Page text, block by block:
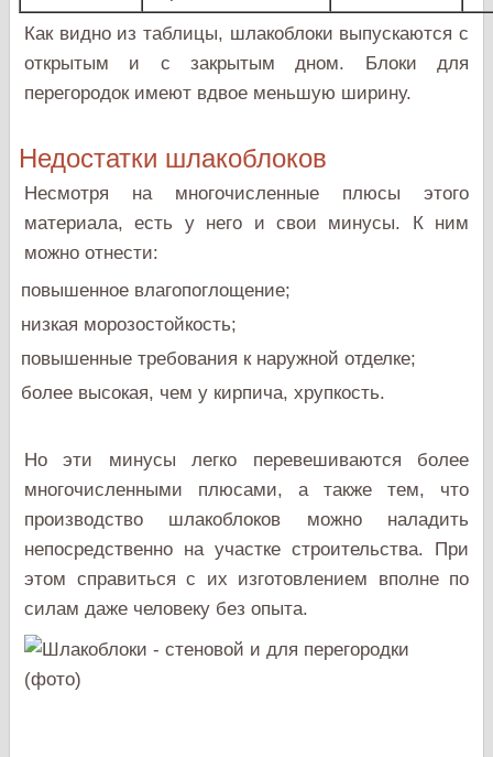
Как видно из таблицы, шлакоблоки выпускаются с
открытым и с закрытым дном. Блоки для
перегородок имеют вдвое меньшую ширину.
Недостатки шлакоблоков
Несмотря на многочисленные плюсы этого
материала, есть у него и свои минусы. К ним
можно отнести:
повышенное влагопоглощение;
низкая морозостойкость;
повышенные требования к наружной отделке;
более высокая, чем у кирпича, хрупкость.
Но эти минусы легко перевешиваются более
многочисленными плюсами, а также тем, что
производство шлакоблоков можно наладить
непосредственно на участке строительства. При
этом справиться с их изготовлением вполне по
силам даже человеку без опыта.